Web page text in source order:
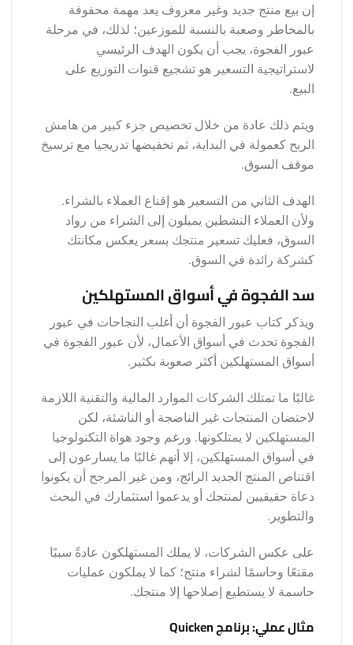
إن بيع منتج جديد وغير معروف يعد مهمة محفوفة
بالمخاطر وصعبة بالنسبة للموزعين؛ لذلك، في مرحلة
عبور الفجوة، يجب أن يكون الهدف الرئيسي
لاستراتيجية التسعير هو تشجيع قنوات التوزيع على
البيع.
ويتم ذلك عادة من خلال تخصيص جزء كبير من هامش
الربح كعمولة في البداية، ثم تخفيضها تدريجيا مع ترسيخ
موقف السوق.
الهدف الثاني من التسعير هو إقناع العملاء بالشراء.
ولأن العملاء النشطين يميلون إلى الشراء من رواد
السوق، فعليك تسعير منتجك بسعر يعكس مكانتك
كشركة رائدة في السوق.
سد الفجوة في أسواق المستهلكين
ويذكر كتاب عبور الفجوة أن أغلب النجاحات في عبور
الفجوة تحدث في أسواق الأعمال، لأن عبور الفجوة في
أسواق المستهلكين أكثر صعوبة بكثير.
غالبًا ما تمتلك الشركات الموارد المالية والتقنية اللازمة
لاحتضان المنتجات غير الناضجة أو الناشئة، لكن
المستهلكين لا يمتلكونها. ورغم وجود هواة التكنولوجيا
في أسواق المستهلكين، إلا أنهم غالبًا ما يسارعون إلى
اقتناص المنتج الجديد الرائج، ومن غير المرجح أن يكونوا
دعاة حقيقيين لمنتجك أو يدعموا استثمارك في البحث
والتطوير.
على عكس الشركات، لا يملك المستهلكون عادةً سببًا
مقنعًا وحاسمًا لشراء منتج؛ كما لا يملكون عمليات
حاسمة لا يستطيع إصلاحها إلا منتجك.
مثال عملي: برنامج Quicken